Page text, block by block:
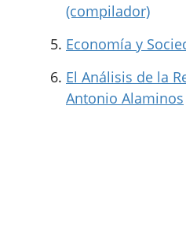
(compilador)
Economía y
El Análisis de la
Antonio Alaminos